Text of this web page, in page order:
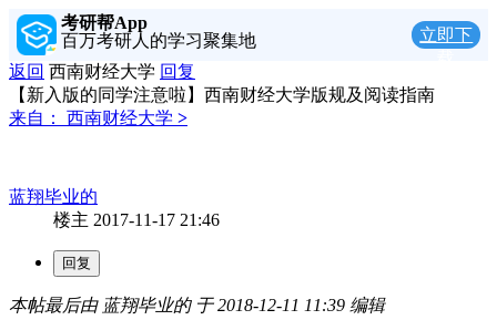
考研帮App
百万考研人的学习聚集地
立即下
返回 西南财经大学 回复
【新入版的同学注意啦】西南财经大学版规及阅读指南
来自：
西南财经大学 >
蓝翔毕业的
楼主 2017-11-17 21:46
本帖最后由 蓝翔毕业的 于 2018-12-11 11:39 编辑